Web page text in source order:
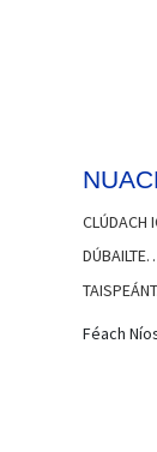
CLÚDACH
Féach